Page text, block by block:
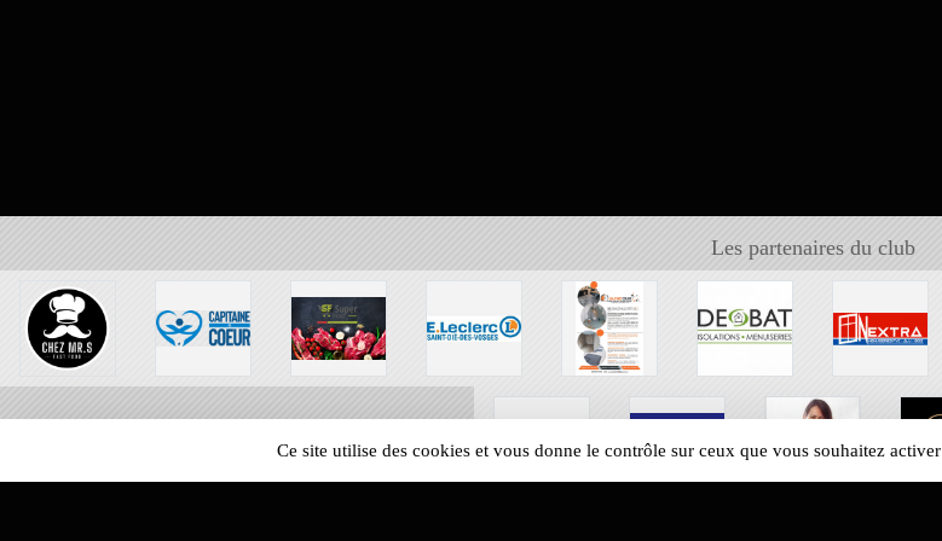
Les partenaires du club
Ce site utilise des cookies et vous donne le contrôle sur ceux que vous souhaitez activer